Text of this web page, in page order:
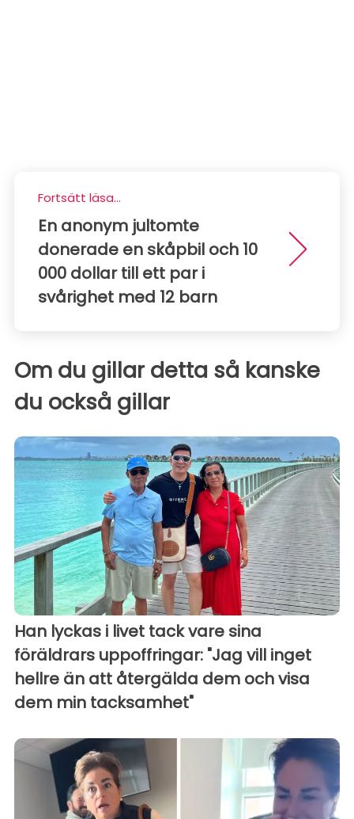
Fortsätt läsa...
En anonym jultomte
donerade en skåpbil och 10
000 dollar till ett par i
svårighet med 12 barn
Om du gillar detta så kanske
du också gillar
Han lyckas i livet tack vare sina
föräldrars uppoffringar: "Jag vill inget
hellre än att återgälda dem och visa
dem min tacksamhet"